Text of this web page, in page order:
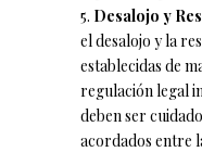
Desalojo y
el desalojo y la
establecidas de
regulación legal
deben ser
acordados entre